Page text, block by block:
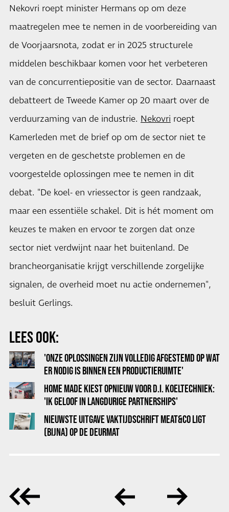
Nekovri roept minister Hermans op om deze
maatregelen mee te nemen in de voorbereiding van
de Voorjaarsnota, zodat er in 2025 structurele
middelen beschikbaar komen voor het verbeteren
van de concurrentiepositie van de sector. Daarnaast
debatteert de Tweede Kamer op 20 maart over de
verduurzaming van de industrie. Nekovri roept
Kamerleden met de brief op om de sector niet te
vergeten en de geschetste problemen en de
voorgestelde oplossingen mee te nemen in dit
debat. "De koel- en vriessector is geen randzaak,
maar een essentiële schakel. Dit is hét moment om
keuzes te maken en ervoor te zorgen dat onze
sector niet verdwijnt naar het buitenland. De
brancheorganisatie krijgt verschillende zorgelijke
signalen, de overheid moet nu actie ondernemen",
besluit Gerlings.
LEES OOK:
'ONZE OPLOSSINGEN ZIJN VOLLEDIG AFGESTEMD OP WAT
ER NODIG IS BINNEN EEN PRODUCTIERUIMTE'
HOME MADE KIEST OPNIEUW VOOR D.I. KOELTECHNIEK:
'IK GELOOF IN LANGDURIGE PARTNERSHIPS'
NIEUWSTE UITGAVE VAKTIJDSCHRIFT MEAT&CO LIGT
(BIJNA) OP DE DEURMAT